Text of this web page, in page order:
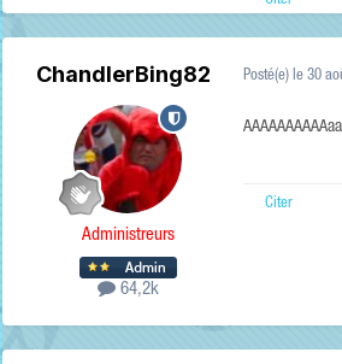
ChandlerBing82
Administreurs
64,2k
Posté(e) le 30
Citer